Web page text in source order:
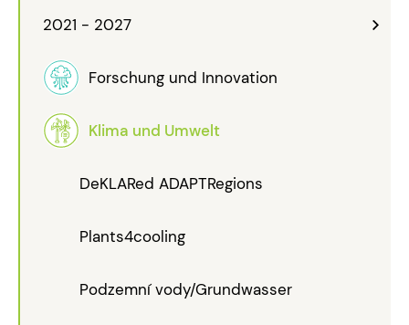
2021 - 2027
Forschung und Innovation
Klima und Umwelt
DeKLARed ADAPTRegions
Plants4cooling
Podzemní vody/Grundwasser